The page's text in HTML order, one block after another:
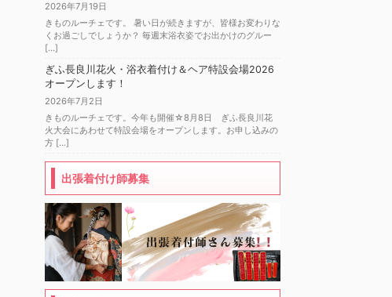
2026年7月19日
きものルーチェです。 暑い日が続きますが、皆様お変わりな
くお過ごしでしょうか？ 毎週末浴衣姿でお出かけのグルー
[…]
ぎふ長良川花火・浴衣着付け＆ヘア特設会場2026
オープンします！
2026年7月2日
きものルーチェです。今年も開催☆8月8日 ぎふ長良川花
火大会にあわせて特設会場をオープンします。お申し込みの
方 […]
出張着付け師募集